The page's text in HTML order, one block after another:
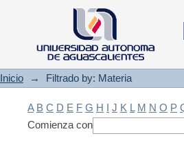
Filtrado by:
Inicio → Filtrado by: Materia
A B C D E F G H I J K L M N O P
Comienza con